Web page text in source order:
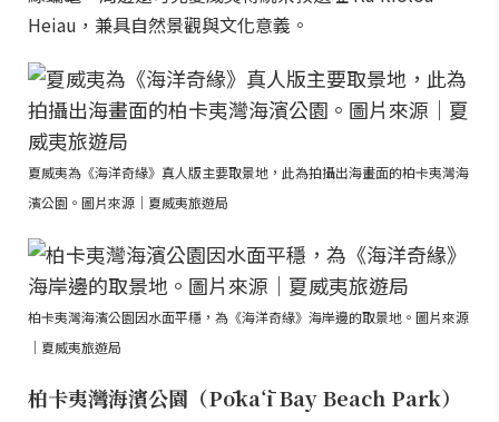
Heiau，兼具自然景觀與文化意義。
夏威夷為《海洋奇緣》真人版主要取景地，此為拍攝出海畫面的柏卡夷灣海
濱公園。圖片來源｜夏威夷旅遊局
柏卡夷灣海濱公園因水面平穩，為《海洋奇緣》海岸邊的取景地。圖片來源
｜夏威夷旅遊局
柏卡夷灣海濱公園（Pōkaʻī Bay Beach Park）